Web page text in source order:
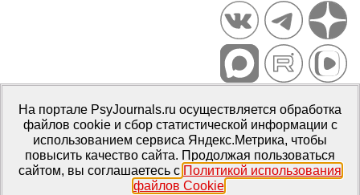
Портал психологических изданий PsyJournals.ru, 2007–2026
Правила использования материалов
Свидетельство регистрации СМИЭл № ФС77-66447 от 14 июля
2016 г.
Издатель: ФГБОУ ВО МГППУ
На портале PsyJournals.ru осуществляется обработка
файлов cookie и сбор статистической информации с
использованием сервиса Яндекс.Метрика, чтобы
повысить качество сайта. Продолжая пользоваться
сайтом, вы соглашаетесь с Политикой использования
файлов Cookie.